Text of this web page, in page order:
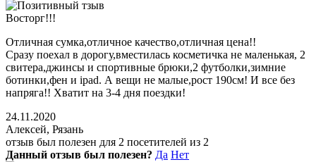
Восторг!!!
Отличная сумка,отличное качество,отличная цена!!
Сразу поехал в дорогу,вместилась косметичка не маленькая, 2
свитера,джинсы и спортивные брюки,2 футболки,зимние
ботинки,фен и ipad. А вещи не малые,рост 190см! И все без
напряга!! Хватит на 3-4 дня поездки!
24.11.2020
Алексей, Рязань
отзыв был полезен для 2 посетителей из 2
Данный отзыв был полезен? Да Нет